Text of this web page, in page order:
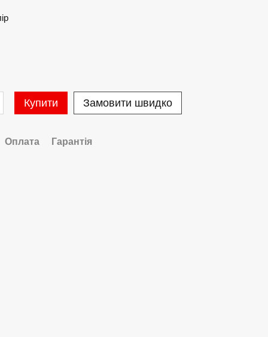
Купити Замовити швидко
Оплата Гарантія